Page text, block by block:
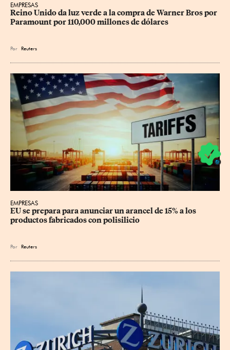
EMPRESAS
Reino Unido da luz verde a la compra de Warner Bros por
Paramount por 110,000 millones de dólares
Por Reuters
EMPRESAS
EU se prepara para anunciar un arancel de 15% a los
productos fabricados con polisilicio
Por Reuters